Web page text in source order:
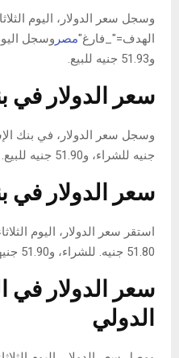
وسجل سعر الدولار، اليوم
الهدف="_فارغ"مصر
و51.93 جنيه للبيع.
سعر الدولار في
جنيه للشراء، و51.90 جنيه للبيع.
سعر الدولار في
استقر سعر الدولار، اليوم
51.80 جنيه. للشراء، و51.90 جنيها للبيع.
سعر الدولار في
الدولي